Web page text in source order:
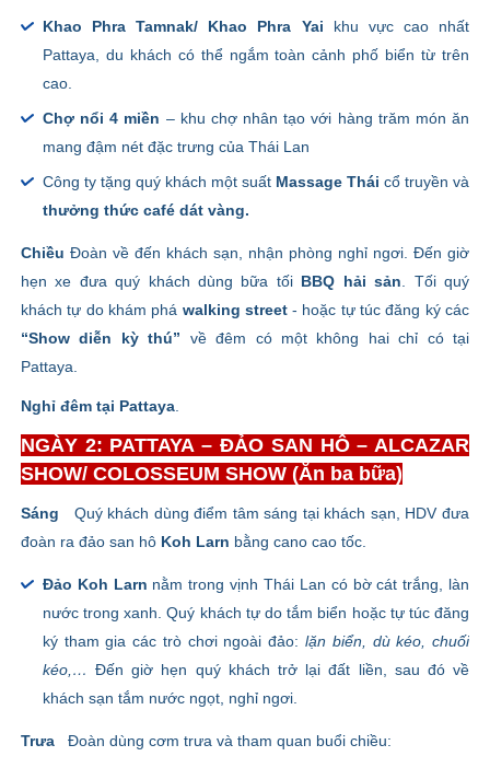
Khao Phra Tamnak/ Khao Phra Yai khu vực cao nhất
Pattaya, du khách có thể ngắm toàn cảnh phố biển từ trên
cao.
Chợ nổi 4 miền – khu chợ nhân tạo với hàng trăm món ăn
mang đậm nét đặc trưng của Thái Lan
Công ty tặng quý khách một suất Massage Tháicổ truyền và
thưởng thức café dát vàng.
Chiều Đoàn về đến khách sạn, nhận phòng nghỉ ngơi. Đến giờ
hẹn xe đưa quý khách dùng bữa tối BBQ hải sản . Tối quý
khách tự do khám phá walking street- hoặc tự túc đăng ký các
“Show diễn kỳ thú” về đêm có một không hai chỉ có tại
Pattaya.
Nghỉ đêm tại Pattaya.
NGÀY 2: PATTAYA – ĐẢO SAN HÔ – ALCAZAR
SHOW/ COLOSSEUM SHOW (Ăn ba bữa)
Sáng Quý khách dùng điểm tâm sáng tại khách sạn, HDV đưa
đoàn ra đảo san hô Koh Larn bằng cano cao tốc.
Đảo Koh Larn nằm trong vịnh Thái Lan có bờ cát trắng, làn
nước trong xanh. Quý khách tự do tắm biển hoặc tự túc đăng
ký tham gia các trò chơi ngoài đảo:lặn biển, dù kéo, chuối
kéo,…Đến giờ hẹn quý khách trở lại đất liền, sau đó về
khách sạn tắm nước ngọt, nghỉ ngơi.
Trưa Đoàn dùng cơm trưa và tham quan buổi chiều: